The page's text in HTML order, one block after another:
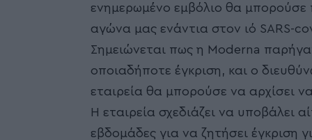
ενημερωμένο εμβόλιο θα μπορούσε
αγώνα μας ενάντια στον ιό SARS-
Σημειώνεται πως η Moderna
οποιαδήποτε έγκριση, και ο
εταιρεία θα μπορούσε να αρχίσει
Η εταιρεία σχεδιάζει να υποβάλει
εβδομάδες για να ζητήσει έγκριση